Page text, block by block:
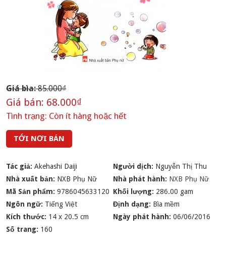
Giá bìa:85.000₫
Giá bán: 68.000₫
Tình trạng: Còn ít hàng hoặc hết
TỚI NƠI BÁN
Tác giả:Akehashi Daiji Người dịch: Nguyễn Thị Thu
Nhà xuất bản: NXB Phụ Nữ Nhà phát hành: NXB Phụ Nữ
Mã Sản phẩm:9786045633120 Khối lượng: 286.00 gam
Ngôn ngữ: Tiếng Việt Định dạng: Bìa mềm
Kích thước: 14 x 20.5 cm Ngày phát hành: 06/06/2016
Số trang: 160